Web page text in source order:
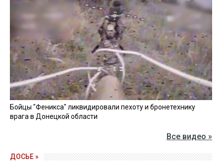
Бойцы "Феникса" ликвидировали пехоту и бронетехнику
врага в Донецкой области
Все видео »
ДОСЬЕ »